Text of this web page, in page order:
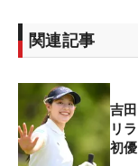
関連記事
吉
リ
初